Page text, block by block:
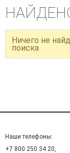
Ничего не
поиска
Наши телефоны:
+7 800 250 34 20,